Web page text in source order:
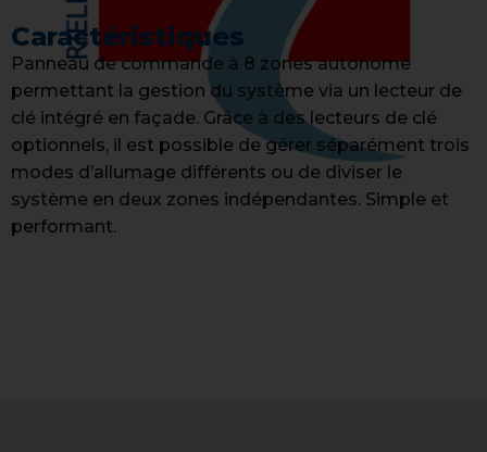
Caractéristiques
Panneau de commande à 8 zones autonome
permettant la gestion du système via un lecteur de
clé intégré en façade. Grâce à des lecteurs de clé
optionnels, il est possible de gérer séparément trois
modes d’allumage différents ou de diviser le
système en deux zones indépendantes. Simple et
performant.